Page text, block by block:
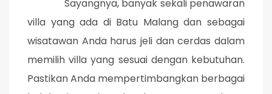
Sayangnya, banyak sekali penawaran
villa yang ada di Batu Malang dan sebagai
wisatawan Anda harus jeli dan cerdas dalam
memilih villa yang sesuai dengan kebutuhan.
Pastikan Anda mempertimbangkan berbagai